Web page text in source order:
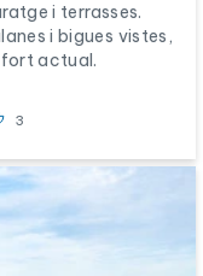
i terrasses.
i bigues vistes,
actual.
3